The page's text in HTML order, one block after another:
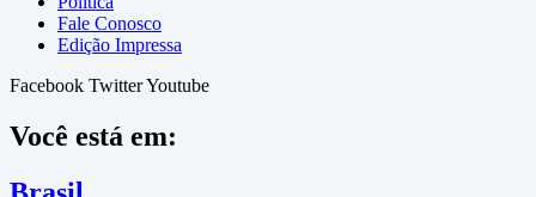
Fale Conosco
Edição Impressa
Facebook TwitterYoutube
Você está em: